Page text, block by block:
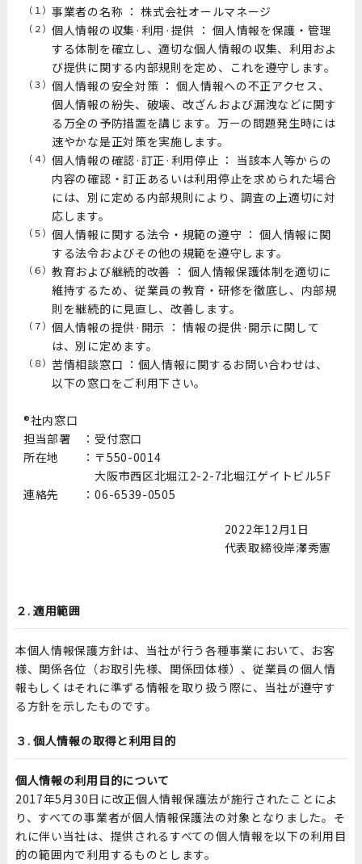
（１）事業者の名称 ： 株式会社オールマネージ
（２）個人情報の収集·利用·提供 ： 個人情報を保護・管理
する体制を確立し、適切な個人情報の収集、利用およ
び提供に関する内部規則を定め、これを遵守します。
（３）個人情報の安全対策 ： 個人情報への不正アクセス、
個人情報の紛失、破壊、改ざんおよび漏洩などに関す
る万全の予防措置を講じます。万ーの問題発生時には
速やかな是正対策を実施します。
（４）個人情報の確認·訂正·利用停止 ： 当該本人等からの
内容の確認・訂正あるいは利用停止を求められた場合
には、別に定める内部規則により、調査の上適切に対
応します。
（５）個人情報に関する法令・規範の遵守 ： 個人情報に関
する法令およびその他の規範を遵守します。
（６）教育および継続的改善 ： 個人情報保護体制を適切に
維持するため、従業員の教育・研修を徹底し、内部規
則を継続的に見直し、改善します。
（７）個人情報の提供·開示 ： 情報の提供·開示に関して
は、別に定めます。
（８）苦情相談窓口 ：個人情報に関するお問い合わせは、
以下の窓口をご利用下さい。
®社内窓口
担当部署 ： 受付窓口
所在地 ： 〒550-0014
大阪市西区北堀江2-2-7北堀江ゲイトビル5F
連絡先 ：06-6539-0505
2022年12月1日
代表取締役岸澤秀憲
２. 適用範囲
本個人情報保護方針は、当社が行う各種事業において、お客
様、関係各位（お取引先様、関係団体様）、従業員の個人情
報もしくはそれに準ずる情報を取り扱う際に、当社が遵守す
る方針を示したものです。
３. 個人情報の取得と利用目的
個人情報の利用目的について
2017年5月30日に改正個人情報保護法が施行されたことによ
り、すべての事業者が個人情報保護法の対象となりました。そ
れに伴い当社は、提供されるすべての個人情報を以下の利用目
的の範囲内で利用するものとします。